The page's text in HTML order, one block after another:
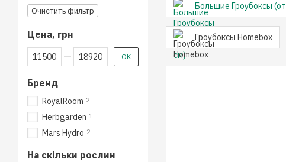
Большие Гроубоксы
Гроубоксы Homebox
Очистить фильтр
Цена, грн
От Цена, грн
До Цена, грн OK
Бренд
RoyalRoom 2
Herbgarden 1
Mars Hydro 2
На скільки рослин